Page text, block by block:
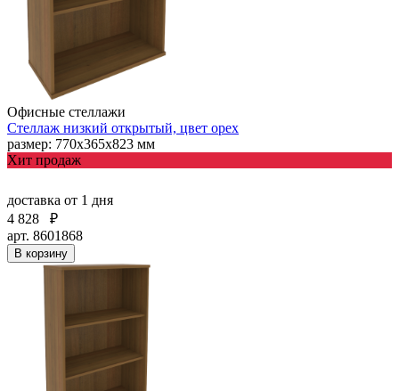
Офисные стеллажи
Стеллаж низкий открытый, цвет орех
размер: 770х365х823 мм
Хит продаж
доставка от 1 дня
4 828
₽
арт. 8601868
В корзину